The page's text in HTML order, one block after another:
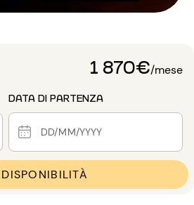
1 870€/mese
DATA DI PARTENZA